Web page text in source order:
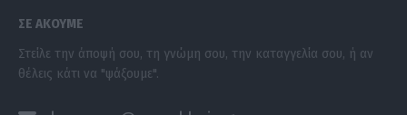
ΣΕ ΑΚΟΥΜΕ
Στείλε την άποψή σου, τη γνώμη σου, την καταγγελία σου, ή αν
θέλεις κάτι να "ψάξουμε".